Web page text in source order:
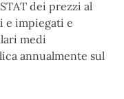
dei prezzi al
e impiegati e
medi
annualmente sul